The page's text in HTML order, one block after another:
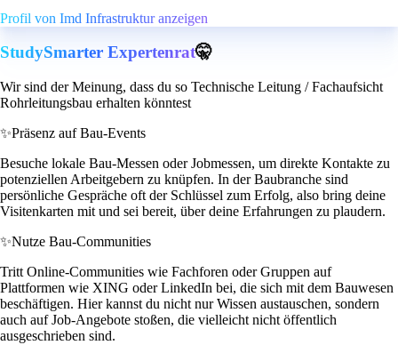
Profil von Imd Infrastruktur anzeigen
StudySmarter Expertenrat🤫
Wir sind der Meinung, dass du so Technische Leitung / Fachaufsicht
Rohrleitungsbau erhalten könntest
✨Präsenz auf Bau-Events
Besuche lokale Bau-Messen oder Jobmessen, um direkte Kontakte zu
potenziellen Arbeitgebern zu knüpfen. In der Baubranche sind
persönliche Gespräche oft der Schlüssel zum Erfolg, also bring deine
Visitenkarten mit und sei bereit, über deine Erfahrungen zu plaudern.
✨Nutze Bau-Communities
Tritt Online-Communities wie Fachforen oder Gruppen auf
Plattformen wie XING oder LinkedIn bei, die sich mit dem Bauwesen
beschäftigen. Hier kannst du nicht nur Wissen austauschen, sondern
auch auf Job-Angebote stoßen, die vielleicht nicht öffentlich
ausgeschrieben sind.